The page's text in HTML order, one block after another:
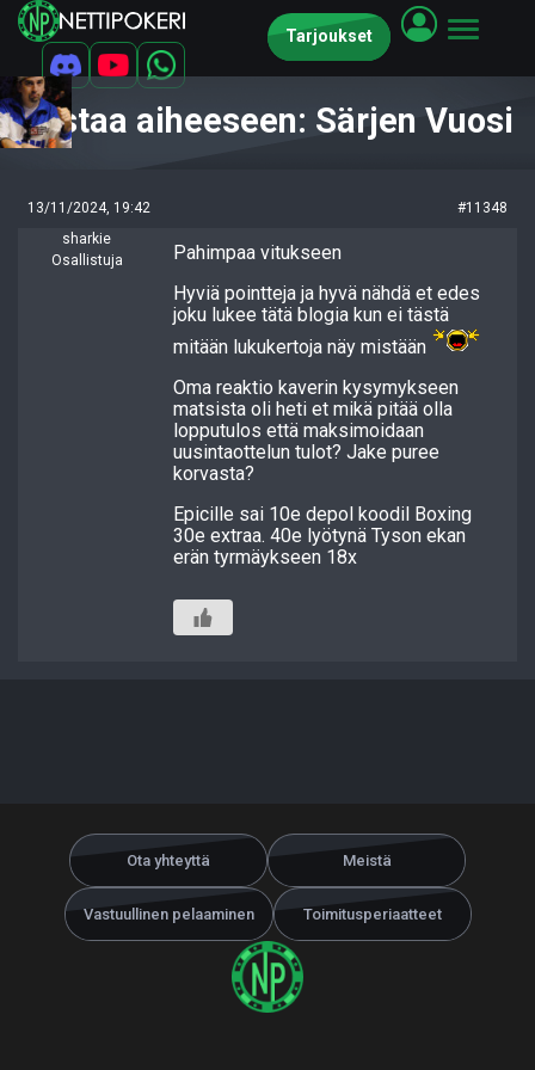
Tarjoukset
Vastaa aiheeseen: Särjen Vuosi
13/11/2024, 19:42
#11348
sharkie
Osallistuja
Pahimpaa vitukseen
Hyviä pointteja ja hyvä nähdä et edes
joku lukee tätä blogia kun ei tästä
mitään lukukertoja näy mistään
Oma reaktio kaverin kysymykseen
matsista oli heti et mikä pitää olla
lopputulos että maksimoidaan
uusintaottelun tulot? Jake puree
korvasta?
Epicille sai 10e depol koodil Boxing
30e extraa. 40e lyötynä Tyson ekan
erän tyrmäykseen 18x
Ota yhteyttä Meistä
Vastuullinen pelaaminen Toimitusperiaatteet